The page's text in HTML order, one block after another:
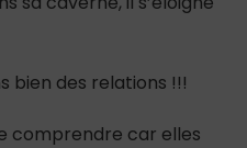
bien des relations !!!
comprendre car elles